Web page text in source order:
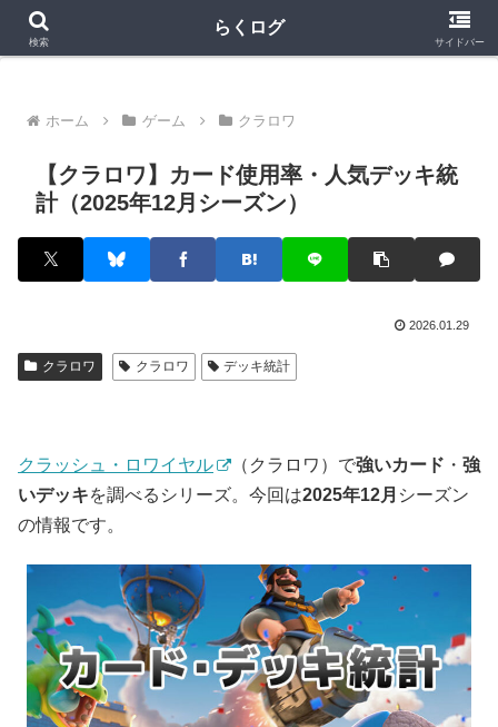
クラロワ クラロワリーグ プロスピA
ホーム ゲーム クラロワ
【クラロワ】カード使用率・人気デッキ統
計（2025年12月シーズン）
2026.01.29
クラロワ クラロワ デッキ統計
クラッシュ・ロワイヤル （クラロワ）で強いカード ・ 強
いデッキを調べるシリーズ。今回は2025年12月 シーズン
の情報です。
検索
らくログ
サイドバー